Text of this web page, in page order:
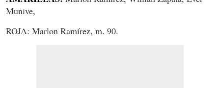
Munive,
ROJA: Marlon Ramírez, m. 90.